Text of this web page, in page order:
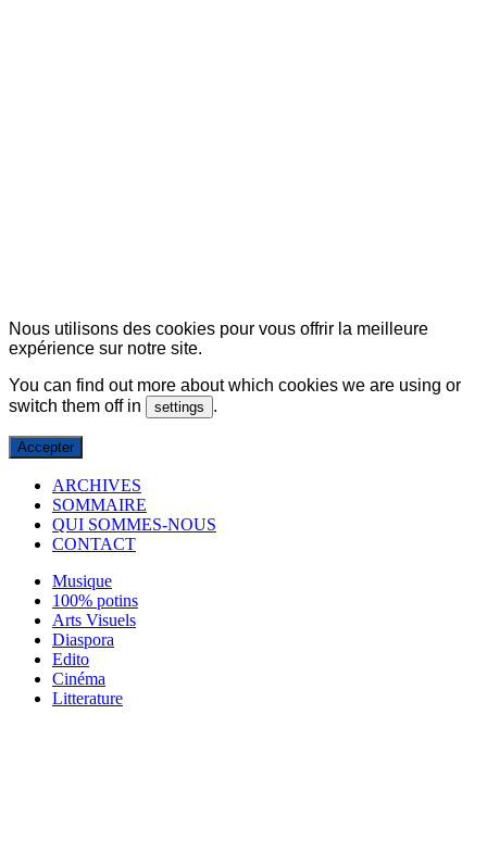
Nous utilisons des cookies pour vous offrir la meilleure
expérience sur notre site.
You can find out more about which cookies we are using or
switch them off in
settings .
Accepter
ARCHIVES
SOMMAIRE
QUI SOMMES-NOUS
CONTACT
Musique
100% potins
Arts Visuels
Diaspora
Edito
Cinéma
Litterature